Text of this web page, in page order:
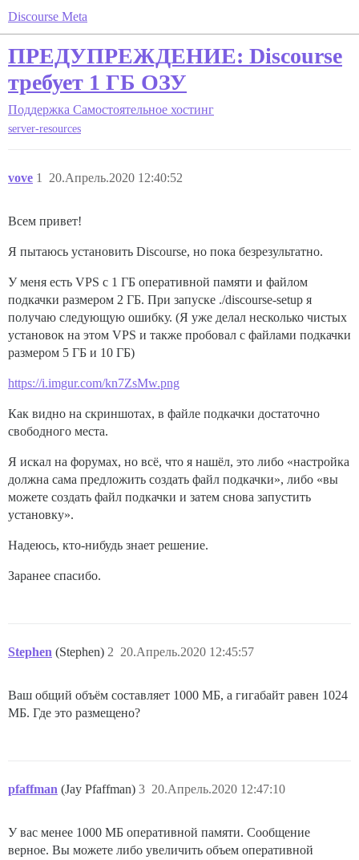
Discourse Meta
ПРЕДУПРЕЖДЕНИЕ: Discourse
требует 1 ГБ ОЗУ
Поддержка Самостоятельное хостинг
server-resources
vove 20.Апрель.2020 12:40:52
1
Всем привет!
Я пытаюсь установить Discourse, но пока безрезультатно.
У меня есть VPS с 1 ГБ оперативной памяти и файлом
подкачки размером 2 ГБ. При запуске ./discourse-setup я
получаю следующую ошибку. (Я уже делал несколько чистых
установок на этом VPS и также пробовал с файлами подкачки
размером 5 ГБ и 10 ГБ)
https://i.imgur.com/kn7ZsMw.png
Как видно на скриншотах, в файле подкачки достаточно
свободного места.
Я искал на форумах, но всё, что я нашёл, это либо «настройка
должна сама предложить создать файл подкачки», либо «вы
можете создать файл подкачки и затем снова запустить
установку».
Надеюсь, кто-нибудь знает решение.
Заранее спасибо.
Stephen (Stephen) 20.Апрель.2020 12:45:57
2
Ваш общий объём составляет 1000 МБ, а гигабайт равен 1024
МБ. Где это размещено?
pfaffman (Jay Pfaffman) 20.Апрель.2020 12:47:10
3
У вас менее 1000 МБ оперативной памяти. Сообщение
верное. Вы можете либо увеличить объем оперативной